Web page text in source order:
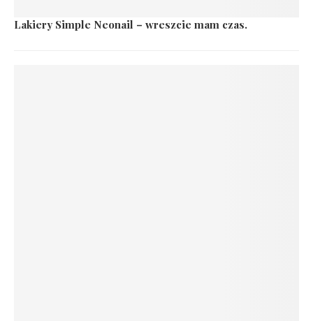
Lakiery Simple Neonail – wreszcie mam czas.